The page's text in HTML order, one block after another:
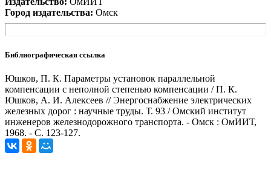
Город издательства: Омск
Библиографическая ссылка
Юшков, П. К. Параметры установок параллельной
компенсации с неполной степенью компенсации / П. К.
Юшков, А. И. Алексеев // Энергоснабжение электрических
железных дорог : научные труды. Т. 93 / Омский институт
инженеров железнодорожного транспорта. - Омск : ОмИИТ,
1968. - С. 123-127.